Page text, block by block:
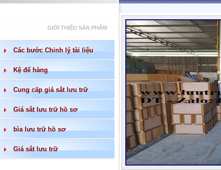
GIỚI THIỆU SẢN PHẨM
Các bước Chỉnh lý tài liệu
Kệ để hàng
Cung cấp giá sắt lưu trữ
Giá sắt lưu trữ hồ sơ
bìa lưu trữ hồ sơ
Giá sắt lưu trữ